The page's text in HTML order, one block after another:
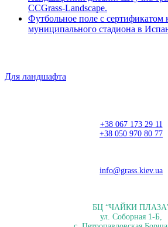
CCGrass-Landscape.
Футбольное поле с
муниципального стадиона в
Для ландшафта
+38 067 173 29 11
+38 050 970 80 77
info@grass.kiev.ua
БЦ “ЧАЙКИ
ул. Соборная 1-Б,